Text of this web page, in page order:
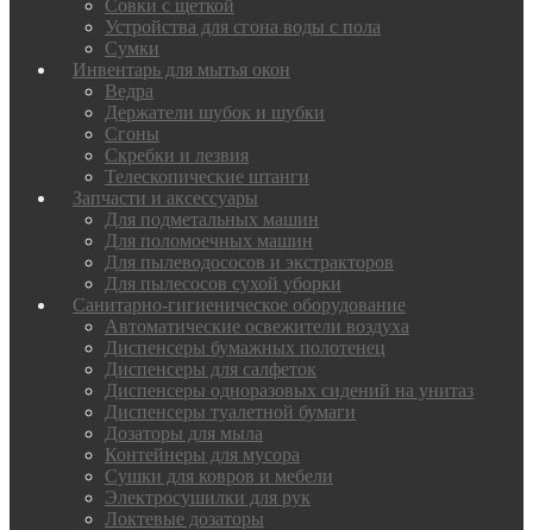
Совки с щеткой
Устройства для сгона воды с пола
Сумки
Инвентарь для мытья окон
Ведра
Держатели шубок и шубки
Сгоны
Скребки и лезвия
Телескопические штанги
Запчасти и аксессуары
Для подметальных машин
Для поломоечных машин
Для пылеводососов и экстракторов
Для пылесосов сухой уборки
Санитарно-гигиеническое оборудование
Автоматические освежители воздуха
Диспенсеры бумажных полотенец
Диспенсеры для салфеток
Диспенсеры одноразовых сидений на унитаз
Диспенсеры туалетной бумаги
Дозаторы для мыла
Контейнеры для мусора
Сушки для ковров и мебели
Электросушилки для рук
Локтевые дозаторы